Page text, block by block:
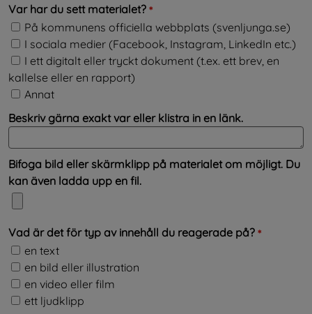
Var har du sett materialet? *(obligatorisk)
Var har du sett materialet?
På kommunens officiella webbplats (svenljunga.se)
I sociala medier (Facebook, Instagram, LinkedIn etc.)
I ett digitalt eller tryckt dokument (t.ex. ett brev, en
kallelse eller en rapport)
Annat
Beskriv gärna exakt var eller klistra in en länk.
Bifoga bild eller skärmklipp på materialet om möjligt. Du
kan även ladda upp en fil.
Vad är det för typ av innehåll du reagerade på? *
Vad är det för typ av innehåll du reagerade på?
en text
en bild eller illustration
en video eller film
ett ljudklipp